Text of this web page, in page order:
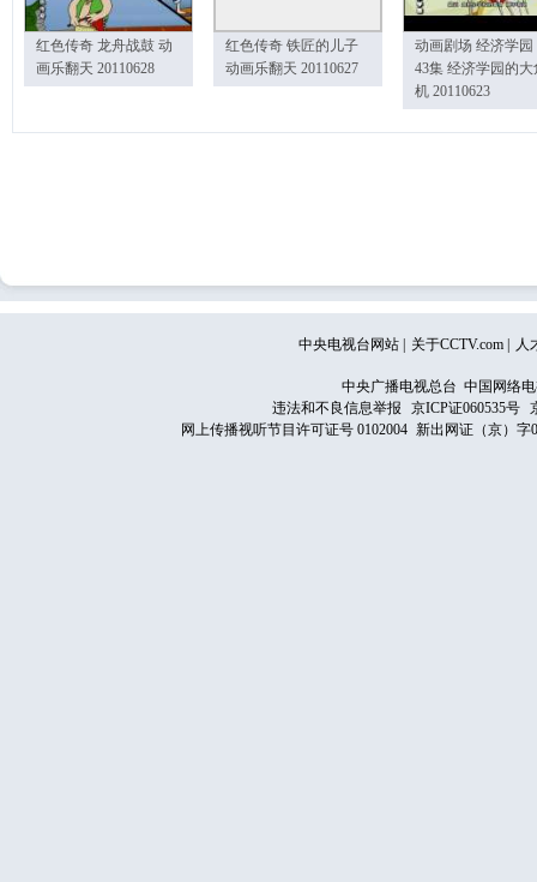
红色传奇 龙舟战鼓 动
画乐翻天 20110628
红色传奇 铁匠的儿子
动画乐翻天 20110627
动画剧场 经济学园
43集 经济学园的大
机 20110623
中央电视台网站 关于CCTV.com 人
中央广播电视总台 中国网络
违法和不良信息举报
京ICP证060535号
网上传播视听节目许可证号 0102004 新出网证（京）